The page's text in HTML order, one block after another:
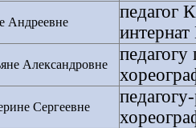
Андреевне
педагог
Александровне
Сергеевне